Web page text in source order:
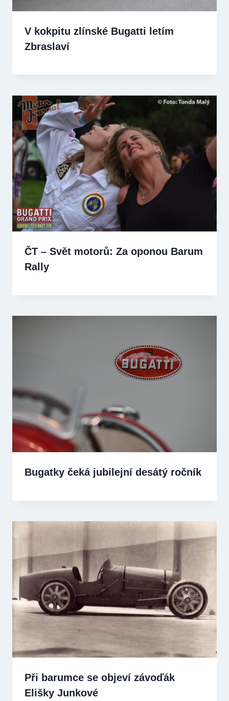
V kokpitu zlínské Bugatti letím
Zbraslaví
ČT – Svět motorů: Za oponou Barum
Rally
Bugatky čeká jubilejní desátý ročník
Při barumce se objeví závoďák
Elišky Junkové